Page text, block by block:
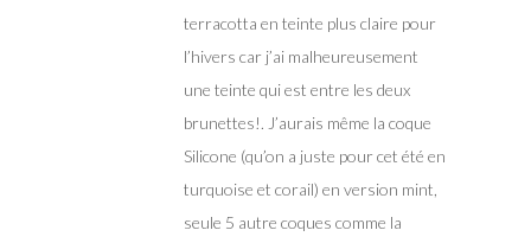
terracotta en teinte plus claire pour
l’hivers car j’ai malheureusement
une teinte qui est entre les deux
brunettes!. J’aurais même la coque
Silicone (qu’on a juste pour cet été en
turquoise et corail) en version mint,
seule 5 autre coques comme la